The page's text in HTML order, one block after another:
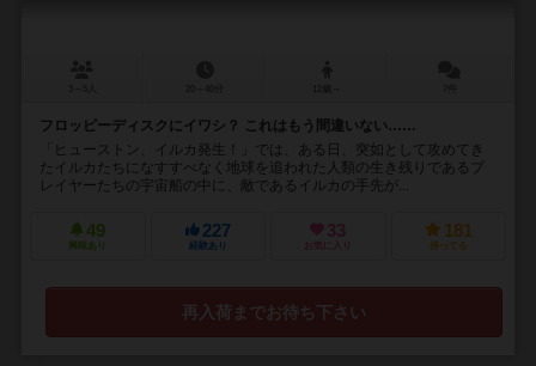
フロッピーディスクにイワシ？ これはもう間違いない……
「ヒューストン、イルカ発生！」では、ある日、突如として攻めてき
たイルカたちになすすべなく地球を追われた人類の生き残りであるプ
レイヤーたちの宇宙船の中に、敵であるイルカの手先が...
49
興味あり
227
経験あり
33
お気に入り
181
持ってる
再入荷までお待ち下さい